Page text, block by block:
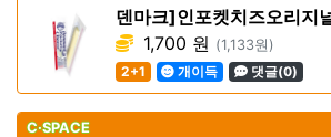
덴마크]인포켓치즈오리지
1,700 원 (1,133원)
2+1
개이득 댓글(0)
C·SPACE